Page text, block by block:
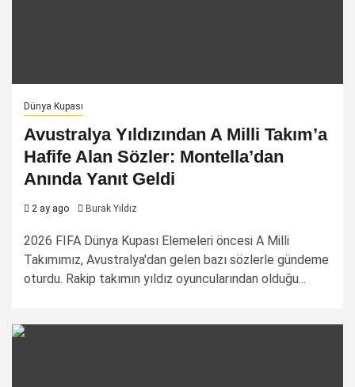
Dünya Kupası
Avustralya Yıldızından A Milli Takım’a
Hafife Alan Sözler: Montella’dan
Anında Yanıt Geldi
2 ay ago Burak Yıldız
2026 FIFA Dünya Kupası Elemeleri öncesi A Milli
Takımımız, Avustralya'dan gelen bazı sözlerle gündeme
oturdu. Rakip takımın yıldız oyuncularından olduğu...